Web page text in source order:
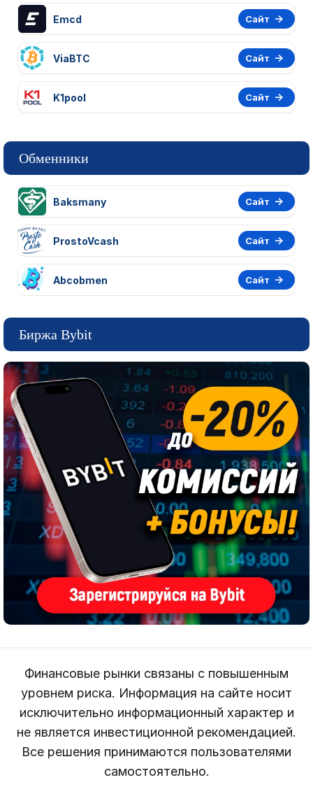
Emcd Сайт
ViaBTC Сайт
K1pool Сайт
Обменники
Baksmany Сайт
ProstoVcash Сайт
Abcobmen Сайт
Биржа Bybit
Финансовые рынки связаны с повышенным
уровнем риска. Информация на сайте носит
исключительно информационный характер и
не является инвестиционной рекомендацией.
Все решения принимаются пользователями
самостоятельно.